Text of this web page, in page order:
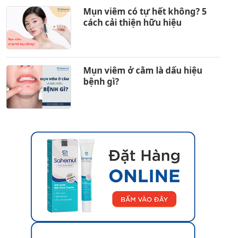
Mụn viêm có tự hết không? 5
cách cải thiện hữu hiệu
Mụn viêm ở cằm là dấu hiệu
bệnh gì?